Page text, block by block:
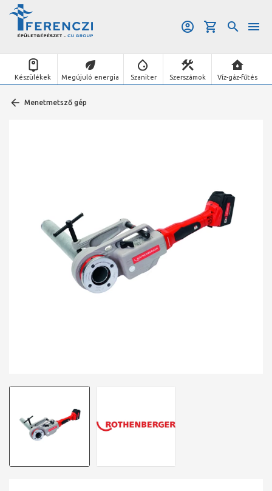
Készülékek Megújuló energia Szaniter Szerszámok Víz-gáz-fűtés
Menetmetsző gép